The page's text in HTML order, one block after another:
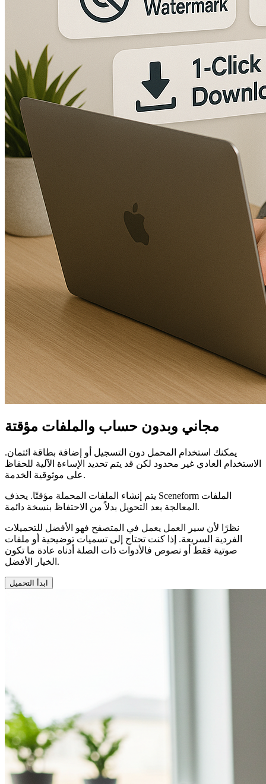
مجاني وبدون حساب والملفات مؤقتة
يمكنك استخدام المحمل دون التسجيل أو إضافة بطاقة ائتمان.
الاستخدام العادي غير محدود لكن قد يتم تحديد الإساءة الآلية للحفاظ
على موثوقية الخدمة.
يتم إنشاء الملفات المحملة مؤقتًا. يحذف Sceneform الملفات
المعالجة بعد التحويل بدلاً من الاحتفاظ بنسخة دائمة.
نظرًا لأن سير العمل يعمل في المتصفح فهو الأفضل للتحميلات
الفردية السريعة. إذا كنت تحتاج إلى تسميات توضيحية أو ملفات
صوتية فقط أو نصوص فالأدوات ذات الصلة أدناه عادة ما تكون
الخيار الأفضل.
ابدأ التحميل